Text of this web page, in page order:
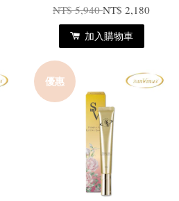
NT$ 5,940NT$ 2,180
加入購物車
優惠